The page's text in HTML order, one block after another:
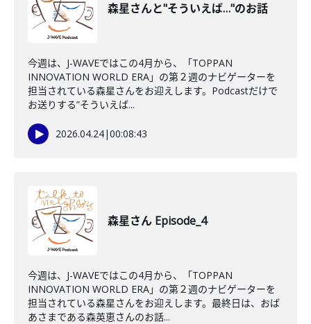
森星さんと"そういえば…"のお話
今週は、J-WAVEではこの4月から、「TOPPAN
INNOVATION WORLD ERA」の第２週のナビゲーターを
担当されている森星さんをお迎えします。Podcastだけで
お送りする”そういえば...
2026.04.24|00:08:43
森星さん Episode_4
今週は、J-WAVEではこの4月から、「TOPPAN
INNOVATION WORLD ERA」の第２週のナビゲーターを
担当されている森星さんをお迎えします。最終日は、おば
あさまである森英恵さんのお話...